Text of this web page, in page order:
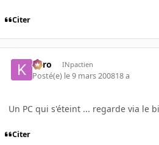
Citer
kyro INpactien
Posté(e) le 9 mars 200818 a
Un PC qui s'éteint ... regarde via le
Citer